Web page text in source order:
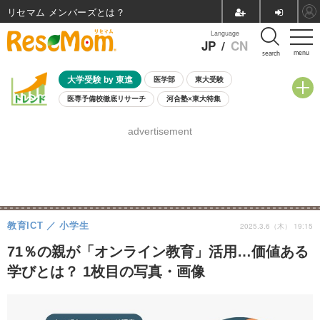
menu
Language
JP / CN search
大学受験 by 東進 医学部 東大受験
医専予備校徹底リサーチ 河合塾×東大特集
8月開催学校説明会・相談会
advertisement
71％の親が「オンライン教育」活用…価値ある
学びとは？ 1枚目の写真・画像
教育ICT 小学生 2025.3.6（木） 19:15
リセマム メンバーズ